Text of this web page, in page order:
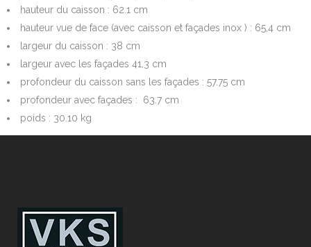
hauteur du caisson : 62.1 cm
hauteur vue de face (avec caisson et façades inox ) : 65,4 cm
largeur du caisson : 38 cm
largeur avec les façades 41,3 cm
profondeur du caisson sans les façades : 57.75 cm
profondeur avec façades : 63.7 cm
poids : 30.10 kg